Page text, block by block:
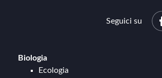
Seguici su
Biologia
Ecologia